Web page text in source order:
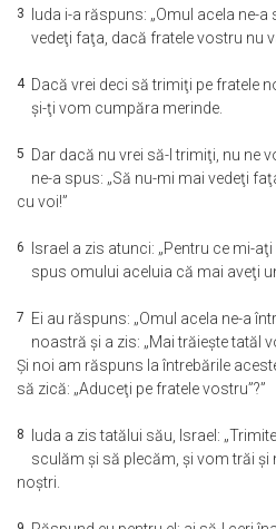
3
Iuda i-a răspuns: „Omul acela ne-
vedeţi faţa, dacă fratele vostru nu
4 Dacă vrei deci să trimiţi pe fratele
şi-ţi vom cumpăra merinde.
5 Dar dacă nu vrei să-l trimiţi, nu ne
ne-a spus: „Să nu-mi mai vedeţi
cu voi!”
6
Israel a zis atunci: „Pentru ce mi-
spus omului aceluia că mai aveţi
7 Ei au răspuns: „Omul acela ne-a
noastră şi a zis: „Mai trăieşte tatăl
Şi noi am răspuns la întrebările
să zică: „Aduceţi pe fratele vostru”?”
8
Iuda a zis tatălui său, Israel:
sculăm şi să plecăm, şi vom trăi şi
noştri.